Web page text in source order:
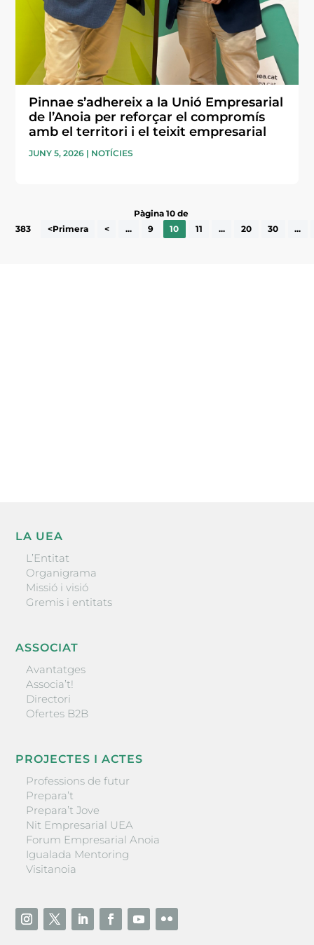
Pinnae s’adhereix a la Unió Empresarial
de l’Anoia per reforçar el compromís
amb el territori i el teixit empresarial
JUNY 5, 2026 | NOTÍCIES
Pàgina 10 de
383
<Primera < ... 9 10 11 ... 20 30 ...
LA UEA
L’Entitat
Organigrama
Missió i visió
Gremis i entitats
ASSOCIAT
Avantatges
Associa’t!
Directori
Ofertes B2B
PROJECTES I ACTES
Professions de futur
Prepara’t
Prepara’t Jove
Nit Empresarial UEA
Forum Empresarial Anoia
Igualada Mentoring
Visitanoia